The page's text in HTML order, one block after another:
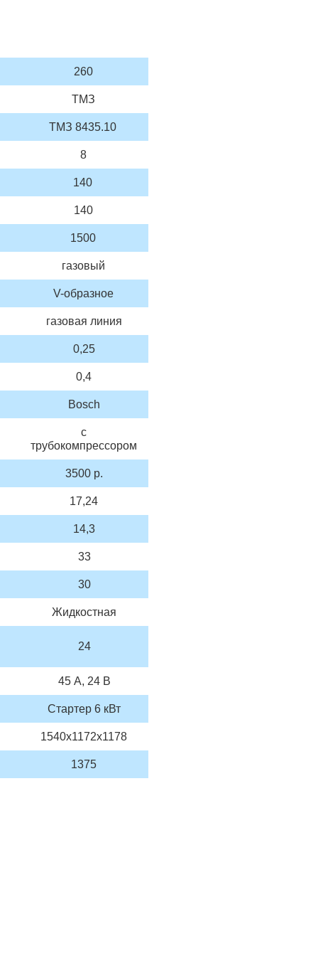
260
ТМЗ
ТМЗ 8435.10
8
140
140
1500
газовый
V-образное
газовая линия
0,25
0,4
Bosch
с
трубокомпрессором
3500 р.
17,24
14,3
33
30
Жидкостная
24
45 А, 24 В
Стартер 6 кВт
1540х1172х1178
1375